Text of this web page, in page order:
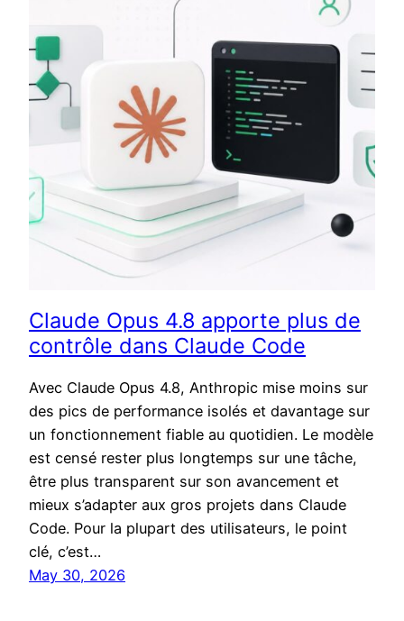
Claude Opus 4.8 apporte plus de
contrôle dans Claude Code
Avec Claude Opus 4.8, Anthropic mise moins sur
des pics de performance isolés et davantage sur
un fonctionnement fiable au quotidien. Le modèle
est censé rester plus longtemps sur une tâche,
être plus transparent sur son avancement et
mieux s’adapter aux gros projets dans Claude
Code. Pour la plupart des utilisateurs, le point
clé, c’est…
May 30, 2026